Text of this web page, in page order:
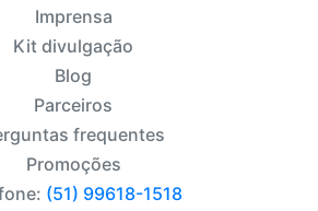
Imprensa
Kit divulgação
Blog
Parceiros
frequentes
Promoções
(51) 99618-1518